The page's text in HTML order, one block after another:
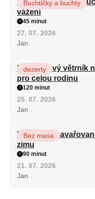
Hrnková maková
vážení
Buchtičky a buchty
45 minut
27. 07. 2026
Jan
Karamelový větrník
pro celou rodinu
dezerty
120 minut
25. 07. 2026
Jan
Babiččino
zimu
Bez masa
90 minut
21. 07. 2026
Jan